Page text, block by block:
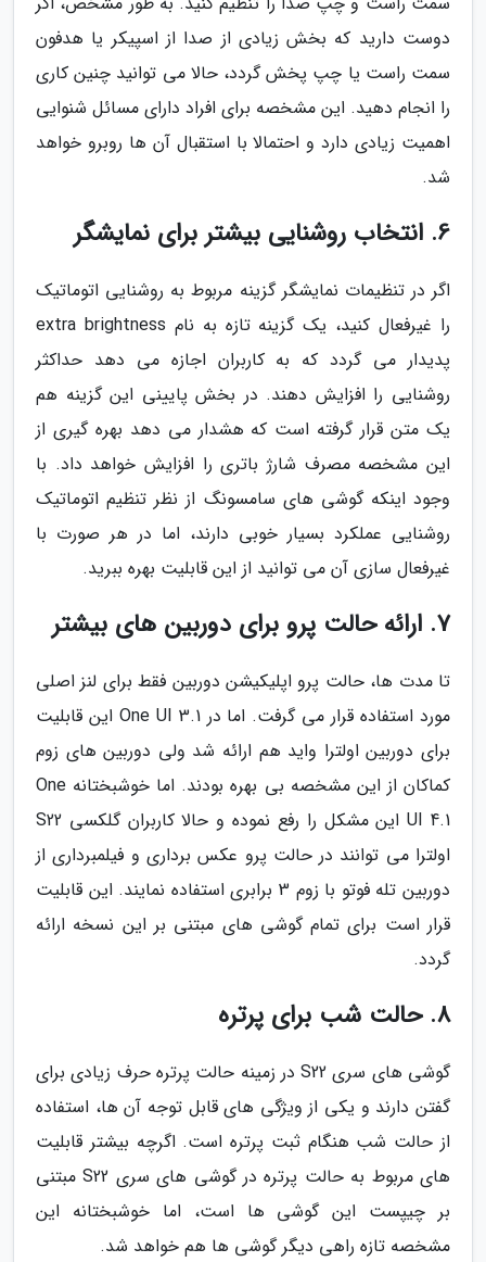
دوست دارید که بخش زیادی از صدا از اسپیکر یا هدفون
سمت راست یا چپ پخش گردد، حالا می توانید چنین کاری
را انجام دهید. این مشخصه برای افراد دارای مسائل شنوایی
اهمیت زیادی دارد و احتمالا با استقبال آن ها روبرو خواهد
شد.
6. انتخاب روشنایی بیشتر برای نمایشگر
اگر در تنظیمات نمایشگر گزینه مربوط به روشنایی اتوماتیک
را غیرفعال کنید، یک گزینه تازه به نام extra brightness
پدیدار می گردد که به کاربران اجازه می دهد حداکثر
روشنایی را افزایش دهند. در بخش پایینی این گزینه هم
یک متن قرار گرفته است که هشدار می دهد بهره گیری از
این مشخصه مصرف شارژ باتری را افزایش خواهد داد. با
وجود اینکه گوشی های سامسونگ از نظر تنظیم اتوماتیک
روشنایی عملکرد بسیار خوبی دارند، اما در هر صورت با
غیرفعال سازی آن می توانید از این قابلیت بهره ببرید.
7. ارائه حالت پرو برای دوربین های بیشتر
تا مدت ها، حالت پرو اپلیکیشن دوربین فقط برای لنز اصلی
مورد استفاده قرار می گرفت. اما در One UI 3.1 این قابلیت
برای دوربین اولترا واید هم ارائه شد ولی دوربین های زوم
کماکان از این مشخصه بی بهره بودند. اما خوشبختانه One
UI 4.1 این مشکل را رفع نموده و حالا کاربران گلکسی S22
اولترا می توانند در حالت پرو عکس برداری و فیلمبرداری از
دوربین تله فوتو با زوم 3 برابری استفاده نمایند. این قابلیت
قرار است برای تمام گوشی های مبتنی بر این نسخه ارائه
گردد.
8. حالت شب برای پرتره
گوشی های سری S22 در زمینه حالت پرتره حرف زیادی برای
گفتن دارند و یکی از ویژگی های قابل توجه آن ها، استفاده
از حالت شب هنگام ثبت پرتره است. اگرچه بیشتر قابلیت
های مربوط به حالت پرتره در گوشی های سری S22 مبتنی
بر چیپست این گوشی ها است، اما خوشبختانه این
مشخصه تازه راهی دیگر گوشی ها هم خواهد شد.